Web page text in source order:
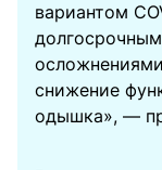
вариантом
снижение
одышка», —